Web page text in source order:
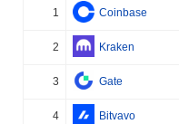
1 Coinbase
2 Kraken
3 Gate
4 Bitvavo